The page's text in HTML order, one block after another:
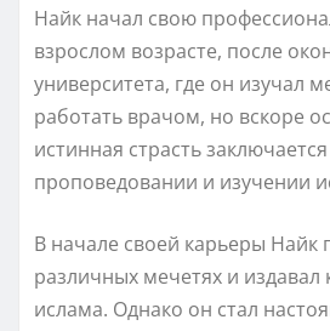
Найк начал свою
взрослом возрасте, после
университета, где он изучал
работать врачом, но вскоре
истинная страсть
проповедовании и изучении
В начале своей карьеры Найк
различных мечетях и издавал
ислама. Однако он стал